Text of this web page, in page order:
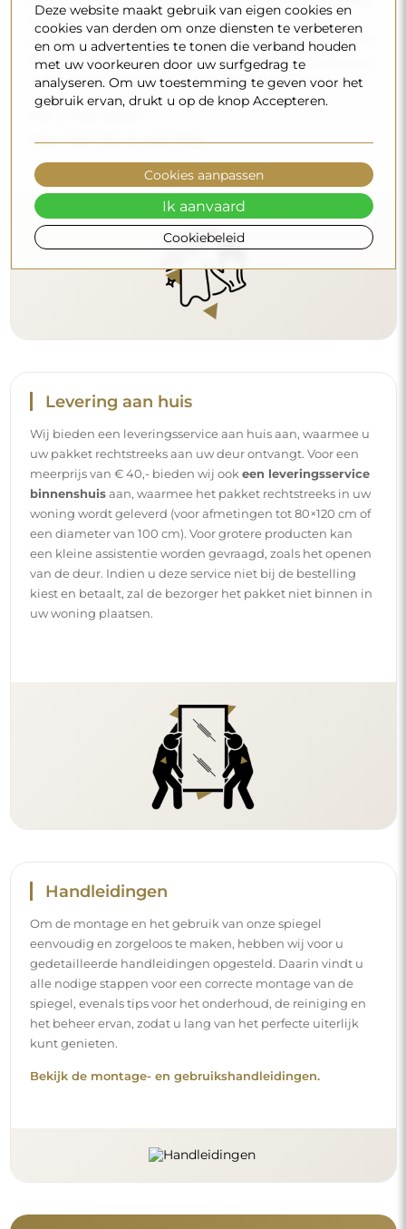
producten, zorg er dan voor dat ze een neutrale pH
hebben (rond de 7). Vermijd krachtige reinigingsmiddelen
die azijn, ammoniak of sterke zuren bevatten – zo bewaart
u een mooie weerspiegeling gedurende vele jaren.
Lees meer tips op onze blog.
Levering aan huis
Wij bieden een leveringsservice aan huis aan, waarmee u
uw pakket rechtstreeks aan uw deur ontvangt. Voor een
meerprijs van € 40,- bieden wij ook een leveringsservice
binnenshuisaan, waarmee het pakket rechtstreeks in uw
woning wordt geleverd (voor afmetingen tot 80×120 cm of
een diameter van 100 cm). Voor grotere producten kan
een kleine assistentie worden gevraagd, zoals het openen
van de deur. Indien u deze service niet bij de bestelling
kiest en betaalt, zal de bezorger het pakket niet binnen in
uw woning plaatsen.
Handleidingen
Om de montage en het gebruik van onze spiegel
eenvoudig en zorgeloos te maken, hebben wij voor u
gedetailleerde handleidingen opgesteld. Daarin vindt u
alle nodige stappen voor een correcte montage van de
spiegel, evenals tips voor het onderhoud, de reiniging en
het beheer ervan, zodat u lang van het perfecte uiterlijk
kunt genieten.
Bekijk de montage- en gebruikshandleidingen.
Deze website maakt gebruik van eigen cookies en
cookies van derden om onze diensten te verbeteren
en om u advertenties te tonen die verband houden
met uw voorkeuren door uw surfgedrag te
analyseren. Om uw toestemming te geven voor het
gebruik ervan, drukt u op de knop Accepteren.
Cookiebeleid
Cookies aanpassen
Ik aanvaard